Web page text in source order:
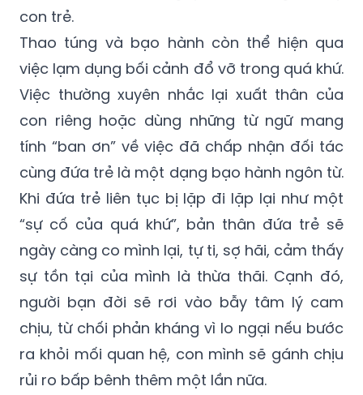
con trẻ.
Thao túng và bạo hành còn thể hiện qua
việc lạm dụng bối cảnh đổ vỡ trong quá khứ.
Việc thường xuyên nhắc lại xuất thân của
con riêng hoặc dùng những từ ngữ mang
tính “ban ơn” về việc đã chấp nhận đối tác
cùng đứa trẻ là một dạng bạo hành ngôn từ.
Khi đứa trẻ liên tục bị lặp đi lặp lại như một
“sự cố của quá khứ”, bản thân đứa trẻ sẽ
ngày càng co mình lại, tự ti, sợ hãi, cảm thấy
sự tồn tại của mình là thừa thãi. Cạnh đó,
người bạn đời sẽ rơi vào bẫy tâm lý cam
chịu, từ chối phản kháng vì lo ngại nếu bước
ra khỏi mối quan hệ, con mình sẽ gánh chịu
rủi ro bấp bênh thêm một lần nữa.